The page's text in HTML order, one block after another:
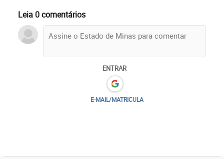
Leia 0 comentários
ENTRAR
E-MAIL/MATRICULA